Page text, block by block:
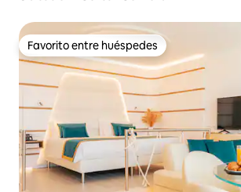
Favorito entre huéspedes
Favorito entre huéspedes